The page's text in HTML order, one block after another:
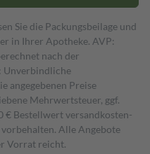
Sie die Packungsbeilage und
in Ihrer Apotheke. AVP:
nach der
Unverbindliche
angegebenen Preise
Mehrwertsteuer, ggf.
€ Bestell­wert versand­kosten­
Alle Angebote
Vorrat reicht.